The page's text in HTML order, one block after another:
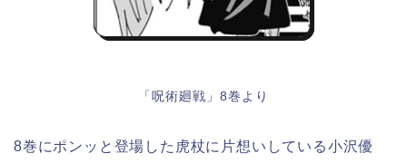
「呪術廻戦」8巻より
8巻にポンッと登場した虎杖に片想いしている小沢優